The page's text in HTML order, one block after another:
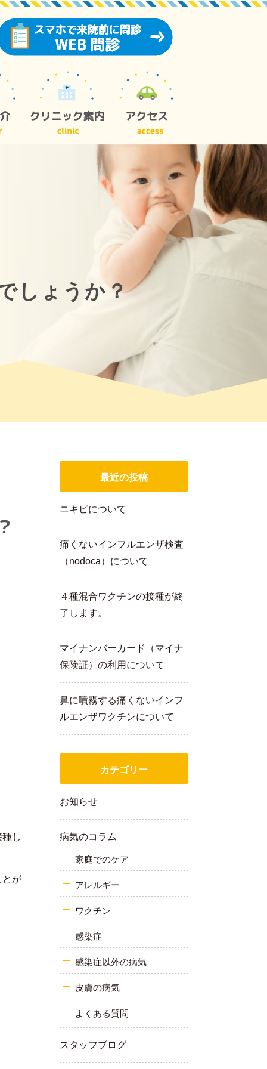
しょうか？
し
とが
最近の投稿
ニキビについて
痛くないインフルエンザ検査
（nodoca）について
４種混合ワクチンの接種が終
了します。
マイナンバーカード（マイナ
保険証）の利用について
鼻に噴霧する痛くないインフ
ルエンザワクチンについて
カテゴリー
お知らせ
病気のコラム
家庭でのケア
アレルギー
ワクチン
感染症
感染症以外の病気
皮膚の病気
よくある質問
スタッフブログ